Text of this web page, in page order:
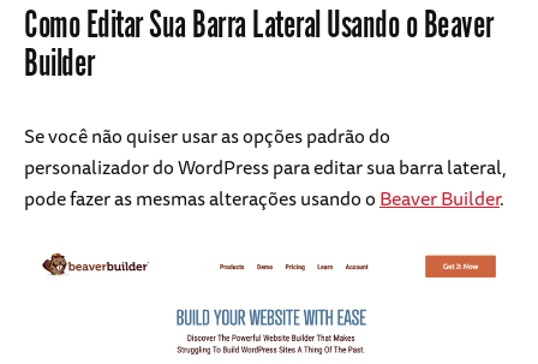
Como Editar Sua Barra Lateral Usando o Beaver
Builder
Se você não quiser usar as opções padrão do
personalizador do WordPress para editar sua barra lateral,
pode fazer as mesmas alterações usando oBeaver Builder.